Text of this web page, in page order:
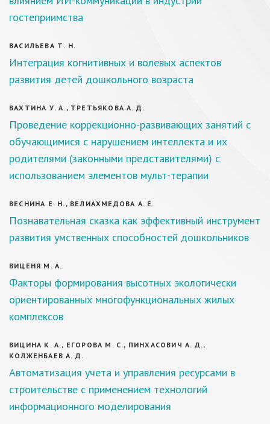
гостеприимства
ВАСИЛЬЕВА Т. Н.
Интеграция когнитивных и волевых аспектов
развития детей дошкольного возраста
ВАХТИНА У. А., ТРЕТЬЯКОВА А. Д.
Проведение коррекционно-развивающих занятий с
обучающимися с нарушением интеллекта и их
родителями (законными представителями) с
использованием элементов мульт-терапии
ВЕСНИНА Е. Н., ВЕЛИАХМЕДОВА А. Е.
Познавательная сказка как эффективный инструмент
развития умственных способностей дошкольников
ВИЦЕНЯ М. А.
Факторы формирования высотных экологически
ориентированных многофункциональных жилых
комплексов
ВИЦИНА К. А., ЕГОРОВА М. С., ПИНХАСОВИЧ А. Д.,
КОЛЖЕНБАЕВ А. Д.
Автоматизация учета и управления ресурсами в
строительстве с применением технологий
информационного моделирования